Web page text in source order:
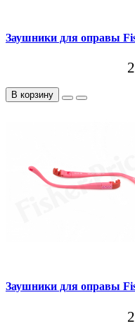
Заушники для оправы
В корзину
Заушники для оправы